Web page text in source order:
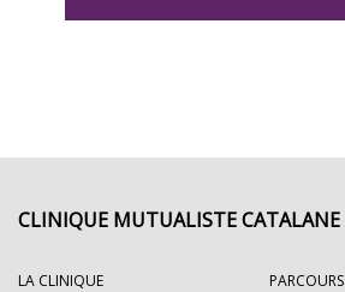
CLINIQUE MUTUALISTE CATALANE
LA CLINIQUE
PARCOURS